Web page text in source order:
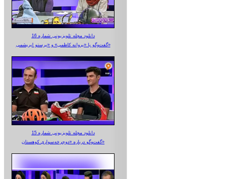
دانلود مجله تلویزیونی شماره 16
گفت‌وگو با «پروانه کاظمی» و «پرستو‌ ابریشمی»
دانلود مجله تلویزیونی شماره 15
گفت‌وگو درباره «دوچرخه‌سواری کوهستان»